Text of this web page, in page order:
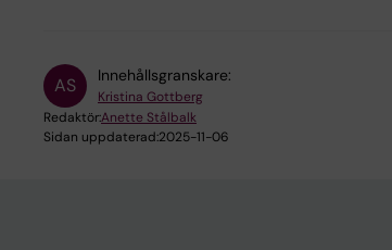
AS Innehållsgranskare:
Kristina Gottberg
Redaktör:Anette Stålbalk
Sidan uppdaterad:2025-11-06